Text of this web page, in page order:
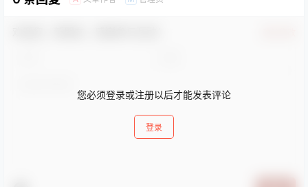
您必须登录或注册以后才能发表评论
登录